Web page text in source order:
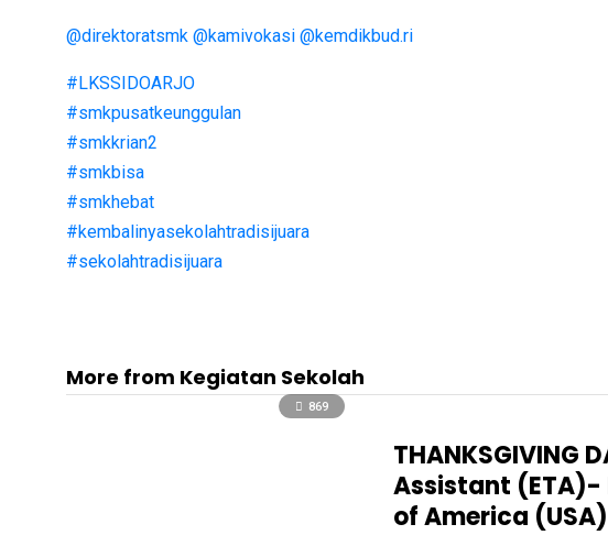
@direktoratsmk @kamivokasi @kemdikbud.ri
#LKSSIDOARJO
#smkpusatkeunggulan
#smkkrian2
#smkbisa
#smkhebat
#kembalinyasekolahtradisijuara
#sekolahtradisijuara
More from Kegiatan Sekolah
869
THANKSGIVING
Assistant (ETA)-
of America (USA)